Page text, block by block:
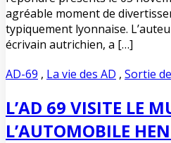
agréable moment de
typiquement lyonnaise.
écrivain autrichien, a […]
AD-69 , La vie des AD , Sortie
L’AD 69 VISITE LE
L’AUTOMOBILE